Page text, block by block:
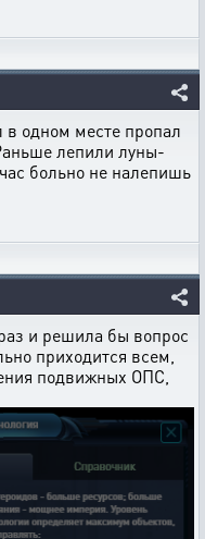
в одном месте пропал
лепили луны-
больно не налепишь
и решила бы вопрос
приходится всем,
подвижных ОПС,